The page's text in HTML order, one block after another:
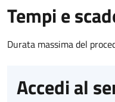
Tempi e
Durata massima del
Accedi al